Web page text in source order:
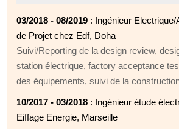
03/2018 - 08/2019 : Ingénieur
de Projet chez Edf, Doha
Suivi/Reporting de la design review,
station électrique, factory acceptance
des équipements, suivi de la
10/2017 - 03/2018 : Ingénieur étude
Eiffage Energie, Marseille